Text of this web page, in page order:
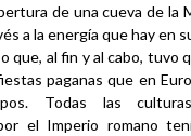
de una cueva de la
a la energía que hay en
que, al fin y al cabo, tuvo
paganas que en
Todas las
el Imperio romano